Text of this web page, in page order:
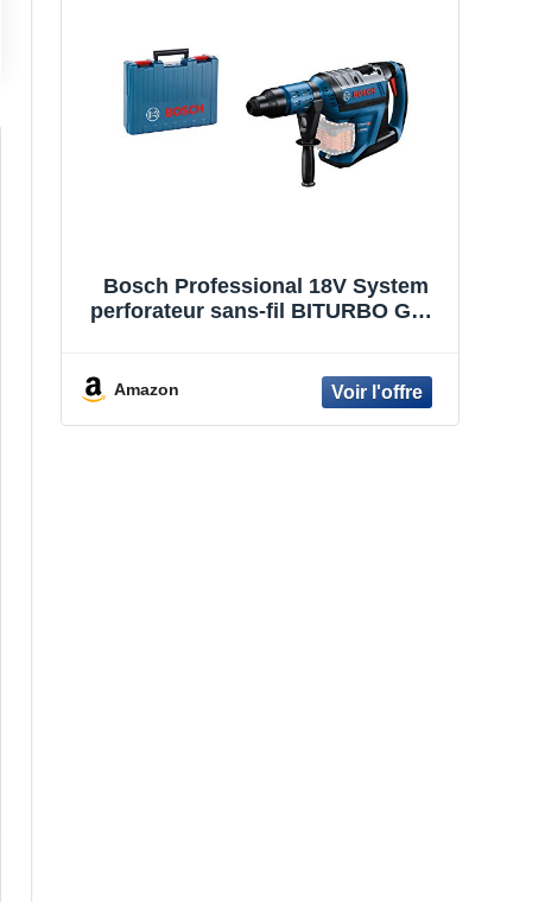
Bosch Professional 18V System
perforateur sans-fil BITURBO GBH
tube de graisse, chiffon, coffret de
Amazon